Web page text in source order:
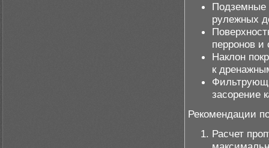
Подземные
рулежных
перронов и
Наклон
к
засорение
Рекомендации
Расчет